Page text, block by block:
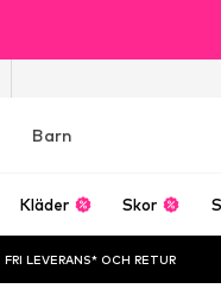
Barn
Kläder Skor
FRI LEVERANS* OCH RETUR